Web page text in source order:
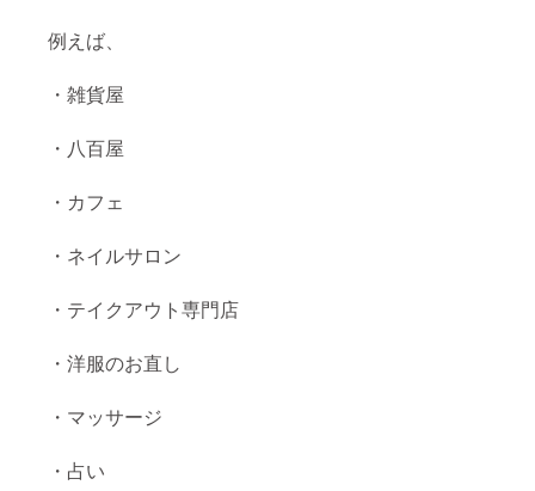
例えば、
・雑貨屋
・八百屋
・カフェ
・ネイルサロン
・テイクアウト専門店
・洋服のお直し
・マッサージ
・占い